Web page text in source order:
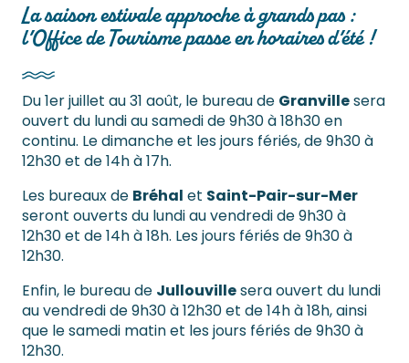
La saison estivale approche à grands pas :
l’Office de Tourisme passe en horaires d’été !
Du 1er juillet au 31 août, le bureau de Granvillesera
ouvert du lundi au samedi de 9h30 à 18h30 en
continu. Le dimanche et les jours fériés, de 9h30 à
12h30 et de 14h à 17h.
Les bureaux de Bréhal et Saint-Pair-sur-Mer
seront ouverts du lundi au vendredi de 9h30 à
12h30 et de 14h à 18h. Les jours fériés de 9h30 à
12h30.
Enfin, le bureau de Jullouvillesera ouvert du lundi
au vendredi de 9h30 à 12h30 et de 14h à 18h, ainsi
que le samedi matin et les jours fériés de 9h30 à
12h30.